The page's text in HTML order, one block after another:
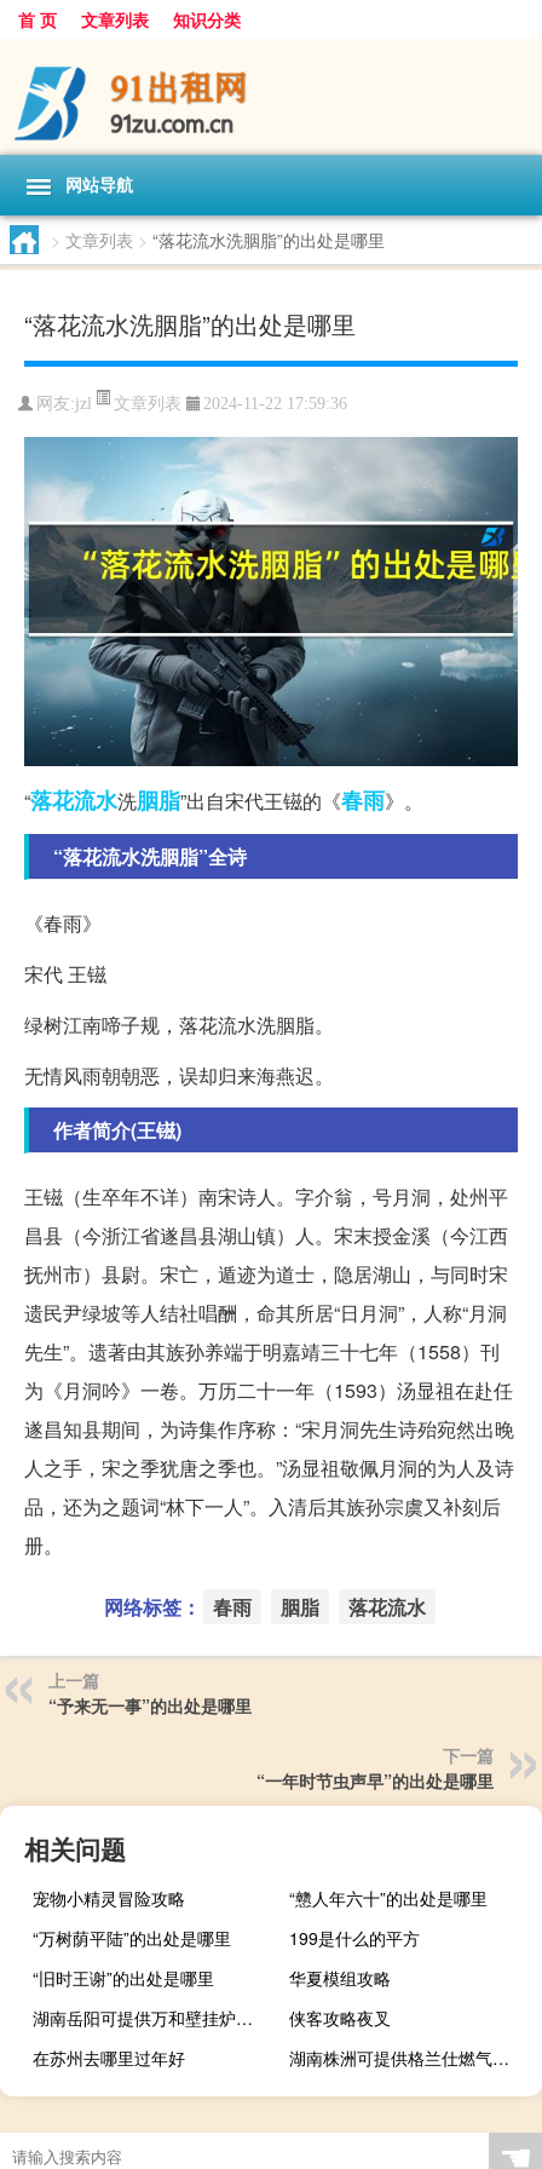
首 页 文章列表 知识分类
网站导航
> 文章列表 > “落花流水洗胭脂”的出处是哪里
“落花流水洗胭脂”的出处是哪里
网友:jzl 文章列表 2024-11-22 17:59:36
“落花流水洗胭脂”出自宋代王镃的《春雨》。
“落花流水洗胭脂”全诗
《春雨》
宋代 王镃
绿树江南啼子规，落花流水洗胭脂。
无情风雨朝朝恶，误却归来海燕迟。
作者简介(王镃)
王镃（生卒年不详）南宋诗人。字介翁，号月洞，处州平
昌县（今浙江省遂昌县湖山镇）人。宋末授金溪（今江西
抚州市）县尉。宋亡，遁迹为道士，隐居湖山，与同时宋
遗民尹绿坡等人结社唱酬，命其所居“日月洞”，人称“月洞
先生”。遗著由其族孙养端于明嘉靖三十七年（1558）刊
为《月洞吟》一卷。万历二十一年（1593）汤显祖在赴任
遂昌知县期间，为诗集作序称：“宋月洞先生诗殆宛然出晚
人之手，宋之季犹唐之季也。”汤显祖敬佩月洞的为人及诗
品，还为之题词“林下一人”。入清后其族孙宗虞又补刻后
册。
网络标签： 春雨 胭脂 落花流水
上一篇
“予来无一事”的出处是哪里
下一篇
“一年时节虫声早”的出处是哪里
相关问题
宠物小精灵冒险攻略
“戆人年六十”的出处是哪里
“万树荫平陆”的出处是哪里
199是什么的平方
“旧时王谢”的出处是哪里
华夏模组攻略
湖南岳阳可提供万和壁挂炉维修服务地址在哪
侠客攻略夜叉
在苏州去哪里过年好
湖南株洲可提供格兰仕燃气灶维修服务地址在哪
☚